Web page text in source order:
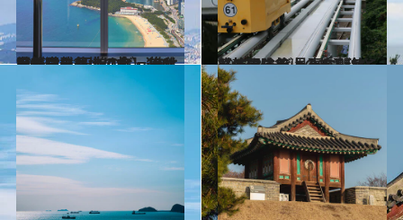
2023.8.31
【韓国・釜山の旅】100階からの 圧巻のビューはドラマロケ地にも。 進化を続ける釜山は食・遊び場が満載
旅＆お出かけ 2023.8.31
【韓国・釜山の旅】海と一体化する 見事な開放感！ シービューに魅せられる冒険旅
旅＆お出かけ